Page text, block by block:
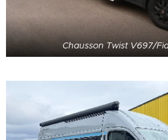
Chausson Twist V697/